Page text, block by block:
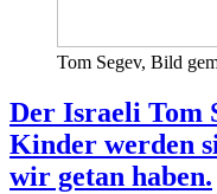
Tom Segev, Bild
Der Israeli Tom
Kinder werden
wir getan haben.